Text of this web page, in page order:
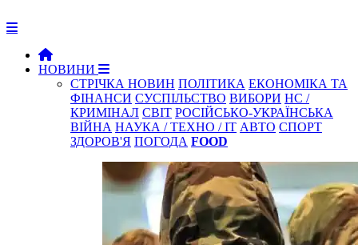
НОВИНИ
СТРІЧКА НОВИН ПОЛІТИКА ЕКОНОМІКА ТА
ФІНАНСИ СУСПІЛЬСТВО ВИБОРИ НС /
КРИМІНАЛ СВІТ РОСІЙСЬКО-УКРАЇНСЬКА
ВІЙНА НАУКА / ТЕХНО / IT АВТО СПОРТ
ЗДОРОВ'Я ПОГОДА FOOD